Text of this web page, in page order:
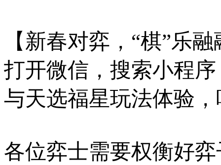
【新春对弈，“棋”乐
打开微信，搜索小程
与天选福星玩法体验
各位弈士需要权衡好